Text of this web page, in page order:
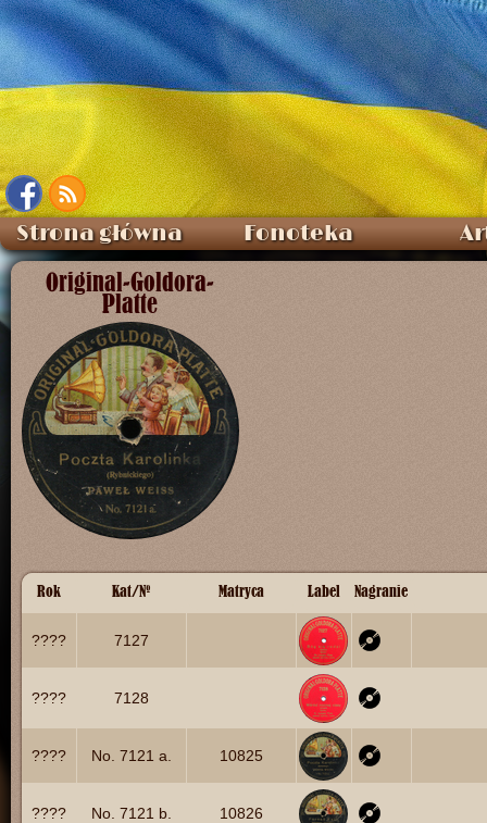
Strona główna Fonoteka
Original-Goldora-
Platte
Rok Kat/№ Matryca Label Nagranie
???? 7127
???? 7128
???? No. 7121 a. 10825
???? No. 7121 b. 10826